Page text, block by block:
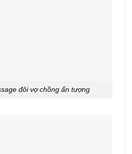
đôi vợ chồng ấn tượng